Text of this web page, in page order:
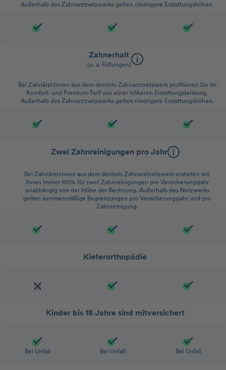
Außerhalb des Zahnarztnetzwerks gelten niedrigere Erstattungshöhen.
Zahnerhalt
(u. a. Füllungen)
Bei Zahnärzt:innen aus dem dentolo Zahnarztnetzwerk profitieren Sie im
Komfort- und Premium-Tarif von einer höheren Erstattungsleistung.
Außerhalb des Zahnarztnetzwerks gelten niedrigere Erstattungshöhen.
Zwei Zahnreinigungen pro Jahr
Bei Zahnärzt:innen aus dem dentolo Zahnarztnetzwerk erstatten wir
Ihnen immer 100% für zwei Zahnreinigungen pro Versicherungsjahr
unabhängig von der Höhe der Rechnung. Außerhalb des Netzwerks
gelten summenmäßige Begrenzungen pro Versicherungsjahr und pro
Zahnreinigung.
Kieferorthopädie
Kinder bis 18 Jahre sind mitversichert
Bei Unfall Bei Unfall Bei Unfall